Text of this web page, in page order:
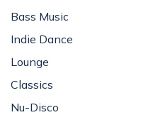
Bass Music
Indie Dance
Lounge
Classics
Nu-Disco